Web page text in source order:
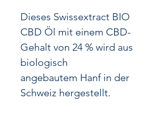
Dieses Swissextract BIO
CBD Öl mit einem CBD-
Gehalt von 24 % wird aus
biologisch
angebautem Hanf in der
Schweiz hergestellt.